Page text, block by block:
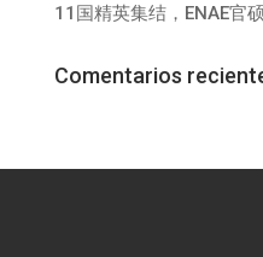
11国精英集结，ENAE官
Comentarios